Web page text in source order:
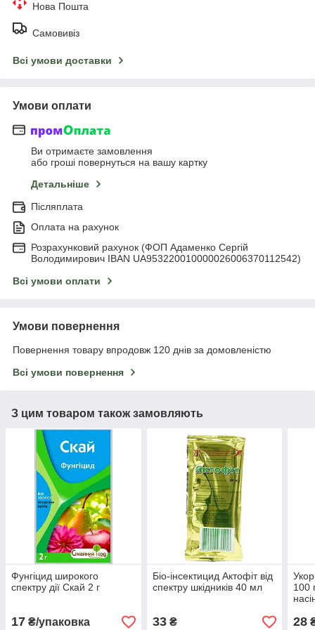
Нова Пошта
Самовивіз
Всі умови доставки
Умови оплати
Ви отримаєте замовлення
або гроші повернуться на вашу картку
Детальніше
Післяплата
Оплата на рахунок
Розрахунковий рахунок (ФОП Адаменко Сергій
Володимирович IBAN UA953220010000026006370112542)
Всі умови оплати
Умови повернення
Повернення товару впродовж 120 днів за домовленістю
Всі умови повернення
З цим товаром також замовляють
Фунгіцид широкого
спектру дії Скай 2 г
17 ₴/упаковка
Біо-інсектицид Актофіт від
спектру шкідників 40 мл
33₴
100
28